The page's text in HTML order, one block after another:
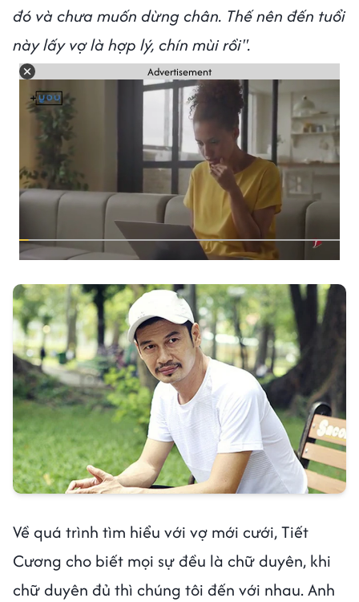
đó và chưa muốn dừng chân. Thế nên đến tuổi
này lấy vợ là hợp lý, chín mùi rồi".
Advertisement
Về quá trình tìm hiểu với vợ mới cưới, Tiết
Cương cho biết mọi sự đều là chữ duyên, khi
chữ duyên đủ thì chúng tôi đến với nhau. Anh